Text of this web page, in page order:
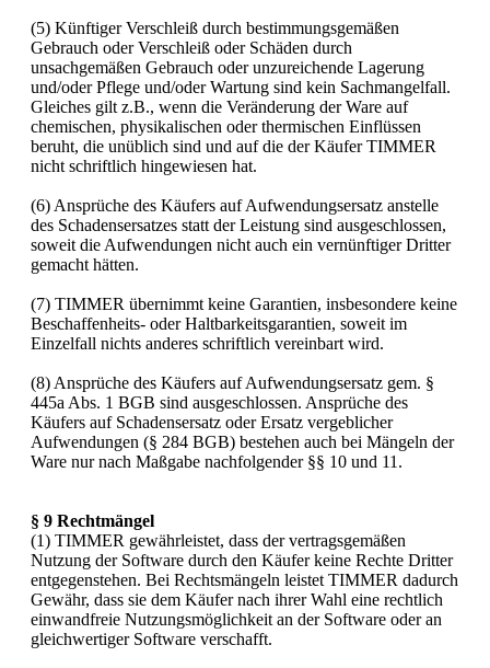
(5) Künftiger Verschleiß durch bestimmungsgemäßen
Gebrauch oder Verschleiß oder Schäden durch
unsachgemäßen Gebrauch oder unzureichende Lagerung
und/oder Pflege und/oder Wartung sind kein Sachmangelfall.
Gleiches gilt z.B., wenn die Veränderung der Ware auf
chemischen, physikalischen oder thermischen Einflüssen
beruht, die unüblich sind und auf die der Käufer TIMMER
nicht schriftlich hingewiesen hat.
(6) Ansprüche des Käufers auf Aufwendungsersatz anstelle
des Schadensersatzes statt der Leistung sind ausgeschlossen,
soweit die Aufwendungen nicht auch ein vernünftiger Dritter
gemacht hätten.
(7) TIMMER übernimmt keine Garantien, insbesondere keine
Beschaffenheits- oder Haltbarkeitsgarantien, soweit im
Einzelfall nichts anderes schriftlich vereinbart wird.
(8) Ansprüche des Käufers auf Aufwendungsersatz gem. §
445a Abs. 1 BGB sind ausgeschlossen. Ansprüche des
Käufers auf Schadensersatz oder Ersatz vergeblicher
Aufwendungen (§ 284 BGB) bestehen auch bei Mängeln der
Ware nur nach Maßgabe nachfolgender §§ 10 und 11.
§ 9 Rechtmängel
(1) TIMMER gewährleistet, dass der vertragsgemäßen
Nutzung der Software durch den Käufer keine Rechte Dritter
entgegenstehen. Bei Rechtsmängeln leistet TIMMER dadurch
Gewähr, dass sie dem Käufer nach ihrer Wahl eine rechtlich
einwandfreie Nutzungsmöglichkeit an der Software oder an
gleichwertiger Software verschafft.